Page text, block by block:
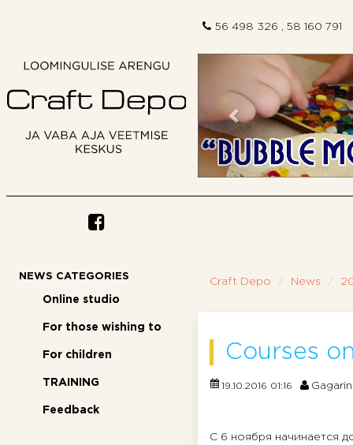
56 498 326 , 58 160 791
Previous
NEWS CATEGORIES
Online studio
For those wishing to
For children
TRAINING
Feedback
Craft Depo News
Courses
19.10.2016 01:16 Gagarin
С 6 ноября начинается